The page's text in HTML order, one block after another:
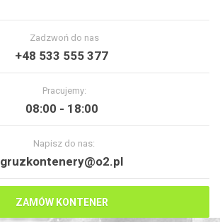
Zadzwoń do nas
+48 533 555 377
Pracujemy:
08:00 - 18:00
Napisz do nas:
gruzkontenery@o2.pl
ZAMÓW KONTENER